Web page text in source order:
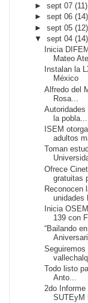
►sept 07(11)
►sept 06(14)
►sept 05(12)
▼sept 04(14)
Inicia
Mateo
Instalan la
México
Alfredo del
Rosa...
Autoridades
la pobla...
ISEM
adultos
Toman
Ofrece
gratuitas
Reconocen
unidades
Inicia
139 con
“Bailando
Seguiremos
Todo listo
Anto...
2do
SUTEyM